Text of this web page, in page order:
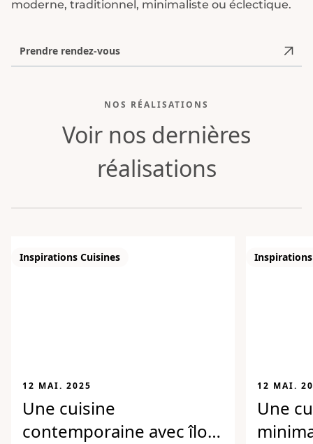
moderne, traditionnel, minimaliste ou éclectique.
Prendre rendez-vous
NOS RÉALISATIONS
Voir nos dernières
réalisations
Inspirations Cuisines
12 MAI. 2025
Une cuisine
contemporaine avec îlot
12 MAI.
Une